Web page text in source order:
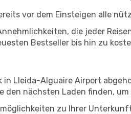
vor dem Einsteigen alle
die jeder
Bestseller bis hin zu
in Lleida-Alguaire Airport
den nächsten Laden finden,
zu Ihrer